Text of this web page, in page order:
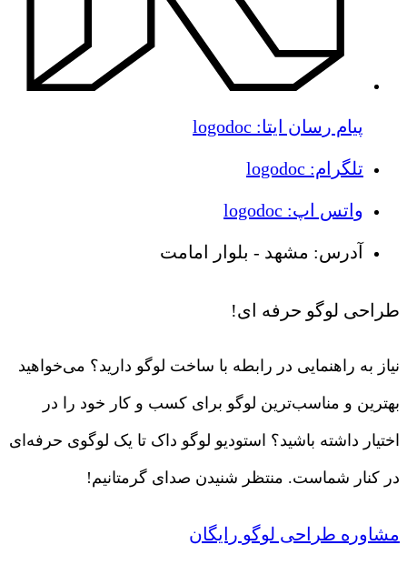
پیام رسان ایتا: logodoc
تلگرام: logodoc
واتس اپ: logodoc
آدرس: مشهد - بلوار امامت
طراحی لوگو حرفه ای!
نیاز به راهنمایی در رابطه با ساخت لوگو دارید؟ می‌خواهید
بهترین و مناسب‌ترین لوگو برای کسب و کار خود را در
اختیار داشته باشید؟ استودیو لوگو داک تا یک لوگوی حرفه‌ای
در کنار شماست. منتظر شنیدن صدای گرمتانیم!
مشاوره طراحی لوگو رایگان